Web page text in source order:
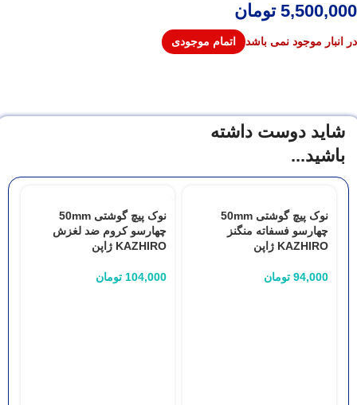
5,500,000 تومان
در انبار موجود نمی باشد
شاید دوست داشته
باشید...
نوک پیچ گوشتی 50mm
چهارسو فسفاته منگنز
KAZHIRO ژاپن
94,000 تومان
نوک پیچ گوشتی 50mm
چهارسو کروم ضد لغزش
KAZHIRO ژاپن
104,000 تومان